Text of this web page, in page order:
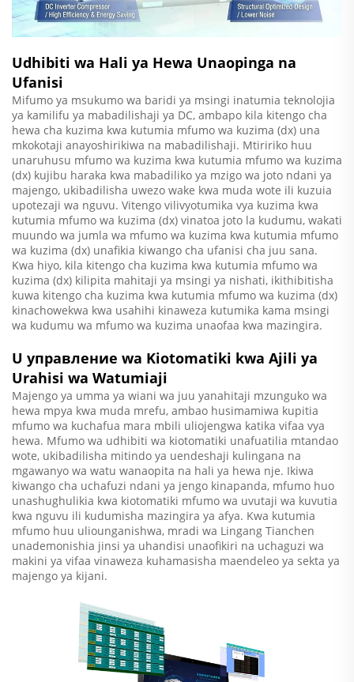
Udhibiti wa Hali ya Hewa Unaopinga na
Ufanisi
Mifumo ya msukumo wa baridi ya msingi inatumia teknolojia
ya kamilifu ya mabadilishaji ya DC, ambapo kila kitengo cha
hewa cha kuzima kwa kutumia mfumo wa kuzima (dx) una
mkokotaji anayoshirikiwa na mabadilishaji. Mtiririko huu
unaruhusu mfumo wa kuzima kwa kutumia mfumo wa kuzima
(dx) kujibu haraka kwa mabadiliko ya mzigo wa joto ndani ya
majengo, ukibadilisha uwezo wake kwa muda wote ili kuzuia
upotezaji wa nguvu. Vitengo vilivyotumika vya kuzima kwa
kutumia mfumo wa kuzima (dx) vinatoa joto la kudumu, wakati
muundo wa jumla wa mfumo wa kuzima kwa kutumia mfumo
wa kuzima (dx) unafikia kiwango cha ufanisi cha juu sana.
Kwa hiyo, kila kitengo cha kuzima kwa kutumia mfumo wa
kuzima (dx) kilipita mahitaji ya msingi ya nishati, ikithibitisha
kuwa kitengo cha kuzima kwa kutumia mfumo wa kuzima (dx)
kinachowekwa kwa usahihi kinaweza kutumika kama msingi
wa kudumu wa mfumo wa kuzima unaofaa kwa mazingira.
U управление wa Kiotomatiki kwa Ajili ya
Urahisi wa Watumiaji
Majengo ya umma ya wiani wa juu yanahitaji mzunguko wa
hewa mpya kwa muda mrefu, ambao husimamiwa kupitia
mfumo wa kuchafua mara mbili uliojengwa katika vifaa vya
hewa. Mfumo wa udhibiti wa kiotomatiki unafuatilia mtandao
wote, ukibadilisha mitindo ya uendeshaji kulingana na
mgawanyo wa watu wanaopita na hali ya hewa nje. Ikiwa
kiwango cha uchafuzi ndani ya jengo kinapanda, mfumo huo
unashughulikia kwa kiotomatiki mfumo wa uvutaji wa kuvutia
kwa nguvu ili kudumisha mazingira ya afya. Kwa kutumia
mfumo huu uliounganishwa, mradi wa Lingang Tianchen
unademonishia jinsi ya uhandisi unaofikiri na uchaguzi wa
makini ya vifaa vinaweza kuhamasisha maendeleo ya sekta ya
majengo ya kijani.